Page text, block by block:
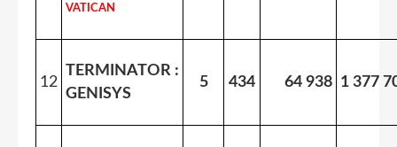
VATICAN
12
TERMINATOR :
GENISYS
5 434 64 938 1 377